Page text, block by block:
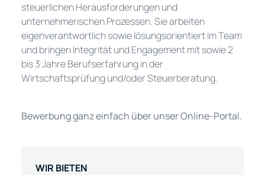
steuerlichen Herausforderungen und
unternehmerischen Prozessen. Sie arbeiten
eigenverantwortlich sowie lösungsorientiert im Team
und bringen Integrität und Engagement mit sowie 2
bis 3 Jahre Berufserfahrung in der
Wirtschaftsprüfung und/oder Steuerberatung.
Bewerbung ganz einfach über unser Online-Portal.
WIR BIETEN